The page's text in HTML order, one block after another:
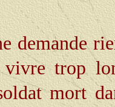
demande
trop
mort